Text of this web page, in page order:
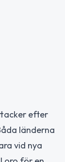
efter
länderna
vid nya